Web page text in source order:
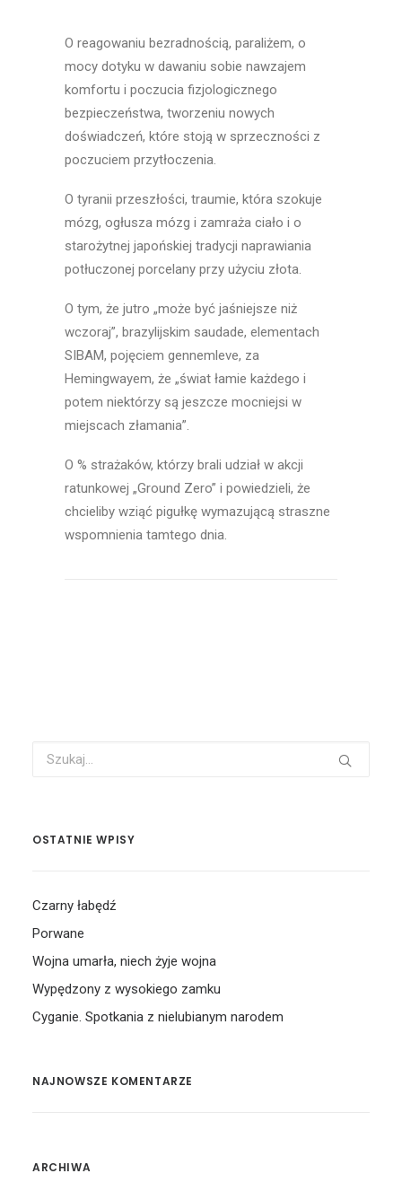
O reagowaniu bezradnością, paraliżem, o
mocy dotyku w dawaniu sobie nawzajem
komfortu i poczucia fizjologicznego
bezpieczeństwa, tworzeniu nowych
doświadczeń, które stoją w sprzeczności z
poczuciem przytłoczenia.
O tyranii przeszłości, traumie, która szokuje
mózg, ogłusza mózg i zamraża ciało i o
starożytnej japońskiej tradycji naprawiania
potłuczonej porcelany przy użyciu złota.
O tym, że jutro „może być jaśniejsze niż
wczoraj”, brazylijskim saudade, elementach
SIBAM, pojęciem gennemleve, za
Hemingwayem, że „świat łamie każdego i
potem niektórzy są jeszcze mocniejsi w
miejscach złamania”.
O % strażaków, którzy brali udział w akcji
ratunkowej „Ground Zero” i powiedzieli, że
chcieliby wziąć pigułkę wymazującą straszne
wspomnienia tamtego dnia.
OSTATNIE WPISY
Czarny łabędź
Porwane
Wojna umarła, niech żyje wojna
Wypędzony z wysokiego zamku
Cyganie. Spotkania z nielubianym narodem
NAJNOWSZE KOMENTARZE
ARCHIWA